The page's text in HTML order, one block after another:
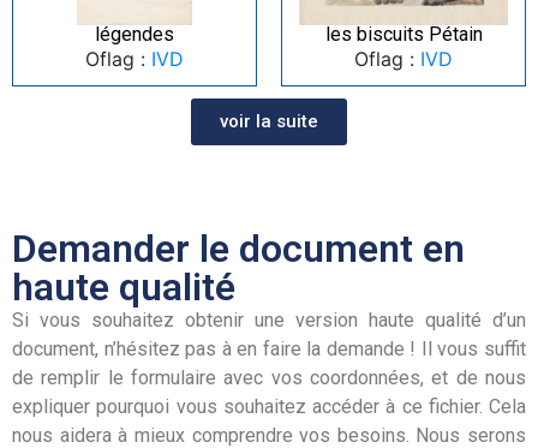
légendes
Oflag : IVD
les biscuits Pétain
Oflag : IVD
voir la suite
Demander le document en
haute qualité
Si vous souhaitez obtenir une version haute qualité d’un
document, n’hésitez pas à en faire la demande ! Il vous suffit
de remplir le formulaire avec vos coordonnées, et de nous
expliquer pourquoi vous souhaitez accéder à ce fichier. Cela
nous aidera à mieux comprendre vos besoins. Nous serons